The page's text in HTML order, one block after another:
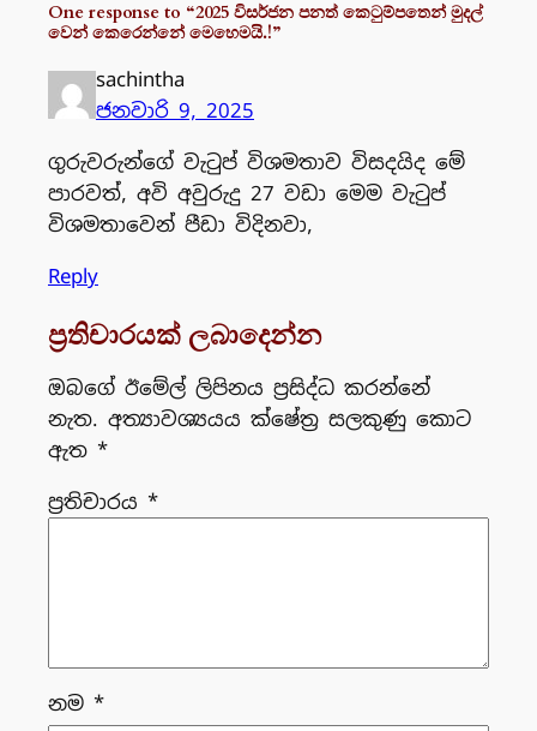
One response to “2025 විසර්ජන පනත් කෙටුම්පතෙන් මුදල්
වෙන් කෙරෙන්නේ මෙහෙමයි.!”
sachintha
ජනවාරි 9, 2025
ගුරුවරුන්ගේ වැටුප් විශමතාව විසදයිද මේ
පාරවත්, අවි අවුරුදු 27 වඩා මෙම වැටුප්
විශමතාවෙන් පීඩා විදිනවා,
Reply
ප්‍රතිචාරයක් ලබාදෙන්න
ඔබගේ ඊමේල් ලිපිනය ප්‍රසිද්ධ කරන්නේ
නැත. අත්‍යාවශ්‍යයය ක්ෂේත්‍ර සලකුණු කොට
ඇත *
ප්‍රතිචාරය *
නම *